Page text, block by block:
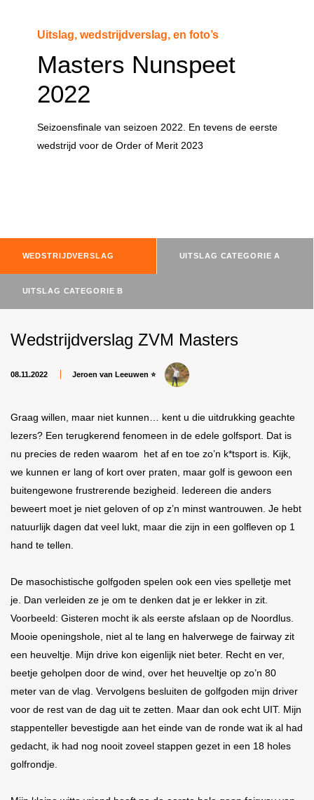
Uitslag, wedstrijdverslag, en foto’s
Masters Nunspeet
2022
Seizoensfinale van seizoen 2022. En tevens de eerste
wedstrijd voor de Order of Merit 2023
WEDSTRIJDVERSLAG UITSLAG CATEGORIE A
UITSLAG CATEGORIE B
Wedstrijdverslag ZVM Masters
08.11.2022 Jeroen van Leeuwen ⭐
Graag willen, maar niet kunnen… kent u die uitdrukking geachte
lezers? Een terugkerend fenomeen in de edele golfsport. Dat is
nu precies de reden waarom het af en toe zo’n k*tsport is. Kĳk,
we kunnen er lang of kort over praten, maar golf is gewoon een
buitengewone frustrerende bezigheid. Iedereen die anders
beweert moet je niet geloven of op z’n minst wantrouwen. Je hebt
natuurlĳk dagen dat veel lukt, maar die zĳn in een golfleven op 1
hand te tellen.
De masochistische golfgoden spelen ook een vies spelletje met
je. Dan verleiden ze je om te denken dat je er lekker in zit.
Voorbeeld: Gisteren mocht ik als eerste afslaan op de Noordlus.
Mooie openingshole, niet al te lang en halverwege de fairway zit
een heuveltje. Mĳn drive kon eigenlĳk niet beter. Recht en ver,
beetje geholpen door de wind, over het heuveltje op zo’n 80
meter van de vlag. Vervolgens besluiten de golfgoden mĳn driver
voor de rest van de dag uit te zetten. Maar dan ook echt UIT. Mĳn
stappenteller bevestigde aan het einde van de ronde wat ik al had
gedacht, ik had nog nooit zoveel stappen gezet in een 18 holes
golfrondje.